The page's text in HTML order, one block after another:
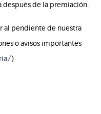
después de la premiación.
al pendiente de nuestra
o avisos importantes
)